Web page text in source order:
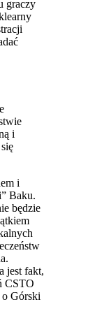
graczy
i
i
Baku.
będzie
jest fakt,
CSTO
Górski